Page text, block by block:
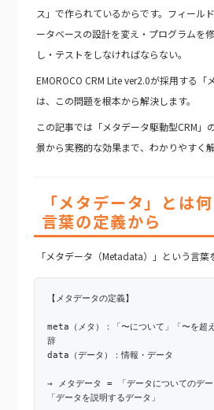
ス」で作られているからです。フィール
ータベースの設計を変え・プログラムを
し・テストをしなければならない。
EMOROCO CRM Lite ver2.0が採用する「
は、この問題を根本から解決します。
この記事では「メタデータ駆動型CRM」
景から実務的な効果まで、わかりやすく解
「メタデータ」とは
言葉の定義から
「メタデータ（Metadata）」という言葉
【メタデータの定義】
meta（メタ）：「〜について」「〜を超
辞
data（データ）：情報・データ
→ メタデータ = 「データについてのデー
「データを説明するデータ」